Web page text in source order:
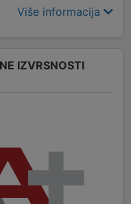
Više informacija
IZVRSNOSTI